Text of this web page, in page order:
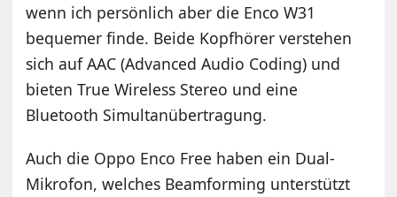
wenn ich persönlich aber die Enco W31
bequemer finde. Beide Kopfhörer verstehen
sich auf AAC (Advanced Audio Coding) und
bieten True Wireless Stereo und eine
Bluetooth Simultanübertragung.
Auch die Oppo Enco Free haben ein Dual-
Mikrofon, welches Beamforming unterstützt